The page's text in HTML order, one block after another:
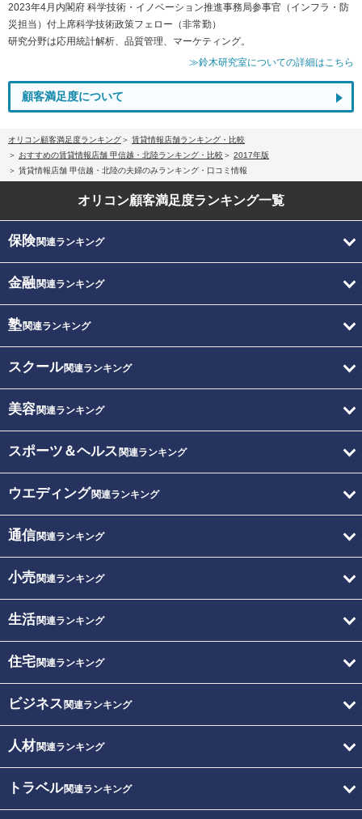
2023年4月内閣府 科学技術・イノベーション推進事務局参事官（インフラ・防
災担当）付上席科学技術政策フェロー（非常勤）
研究分野は応用統計解析、品質管理、マーケティング。
≫鈴木研究室についての詳細はこちら
顧客満足度について
オリコン顧客満足度ランキング
賃貸情報店舗ランキング・比較
おすすめの賃貸情報店舗 甲信越・北陸ランキング・比較
2017年版
賃貸情報店舗 甲信越・北陸の夫婦のみランキング・口コミ情報
オリコン顧客満足度ランキング一覧
保険関連ランキング
金融関連ランキング
塾関連ランキング
スクール関連ランキング
美容関連ランキング
スポーツ＆ヘルス 関連ランキング
ウエディング関連ランキング
通信関連ランキング
小売関連ランキング
生活関連ランキング
住宅関連ランキング
ビジネス 関連ランキング
人材関連ランキング
トラベル関連ランキング